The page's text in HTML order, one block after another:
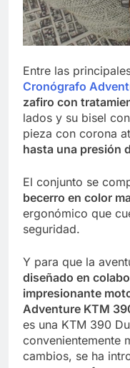
Entre las
Cronógrafo
zafiro con
lados y su bisel
pieza con corona
hasta una presión
El conjunto se
becerro en color
ergonómico que
seguridad.
Y para que la
diseñado en
impresionante
Adventure KTM
es una KTM 390
convenientemente
cambios, se ha